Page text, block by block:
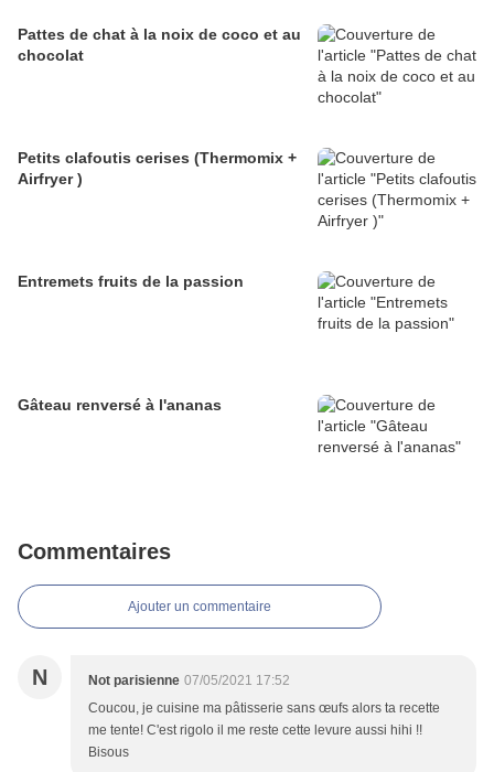
Pattes de chat à la noix de coco et au
chocolat
Petits clafoutis cerises (Thermomix +
Airfryer )
Entremets fruits de la passion
Gâteau renversé à l'ananas
Commentaires
Ajouter un commentaire
N Not parisienne 07/05/2021 17:52
Coucou, je cuisine ma pâtisserie sans œufs alors ta recette
me tente! C'est rigolo il me reste cette levure aussi hihi !!
Bisous